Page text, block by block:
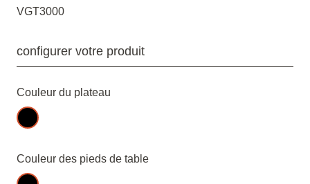
VGT3000
configurer votre produit
Couleur du plateau
Couleur des pieds de table